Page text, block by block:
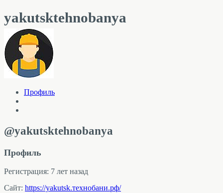
yakutsktehnobanya
Профиль
@yakutsktehnobanya
Профиль
Регистрация: 7 лет назад
Сайт: https://yakutsk.технобани.рф/